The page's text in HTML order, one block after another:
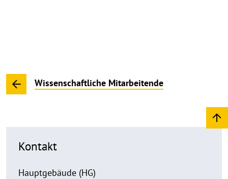
Wissenschaftliche Mitarbeitende
Kontakt
Hauptgebäude (HG)